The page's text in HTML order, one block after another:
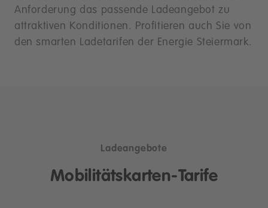
Anforderung das passende Ladeangebot zu
attraktiven Konditionen. Profitieren auch Sie von
den smarten Ladetarifen der Energie Steiermark.
Ladeangebote
Mobilitätskarten-Tarife